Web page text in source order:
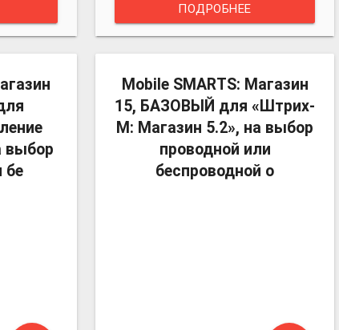
ПОДРОБНЕЕ
more_vert
выбор
бе
Mobile SMARTS: Магазин
15, БАЗОВЫЙ для «Штрих-
М: Магазин 5.2», на выбор
проводной или
беспроводной о